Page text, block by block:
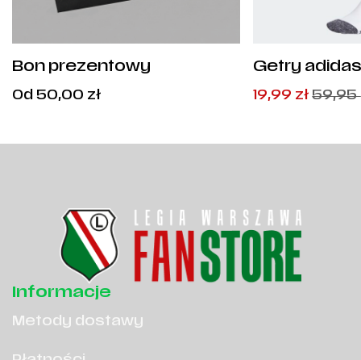
Bon prezentowy
Od 50,00 złCena
Getry
Pierwotna
Aktualna
19,99 zł 59,95
Informacje
Metody dostawy